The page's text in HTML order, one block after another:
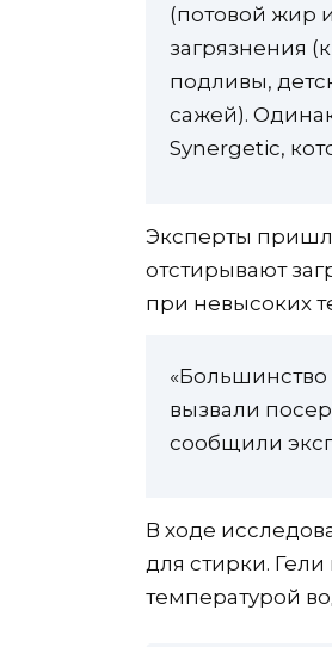
(потовой жир
загрязнения
подливы,
сажей).
Synergetic,
Эксперты
отстирывают
при невысоких
вызвали
сообщили
В ходе
для стирки.
температурой